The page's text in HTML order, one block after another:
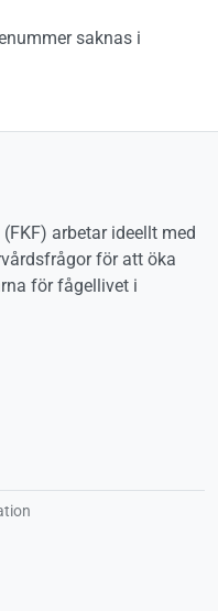
saknas i
arbetar ideellt med
för att öka
för fågellivet i